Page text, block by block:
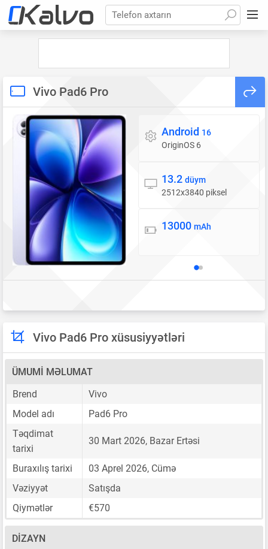
Telefon axtarın
Vivo Pad6 Pro
Əməliyyat sistemi
Android 16
OriginOS 6
Ekran
13.2 düym
2512x3840 piksel
Batareya
13000 mAh
Vivo Pad6 Pro xüsusiyyətləri
ÜMUMI MƏLUMAT
Brend
Vivo
Model adı
Pad6 Pro
Təqdimat
tarixi
30 Mart 2026, Bazar Ertəsi
Buraxılış tarixi
03 Aprel 2026, Cümə
Vəziyyət
Satışda
Qiymətlər
€570
DIZAYN